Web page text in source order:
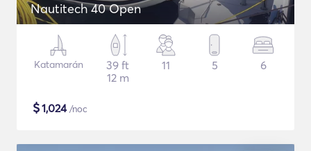
Nautitech 40 Open
Katamarán
39 ft
12 m
11 5 6
$1,024/noc